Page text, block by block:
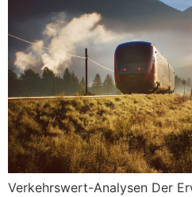
Verkehrswert-Analysen Der